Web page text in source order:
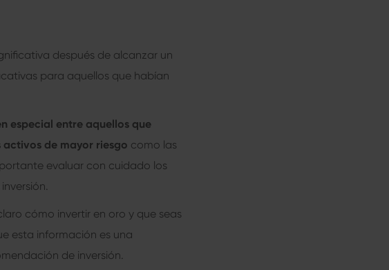
después de alcanzar un
para aquellos que habían
especial entre aquellos que
activos de mayor riesgo como las
evaluar con cuidado los
cómo invertir en oro y que seas
esta información es una
de inversión.